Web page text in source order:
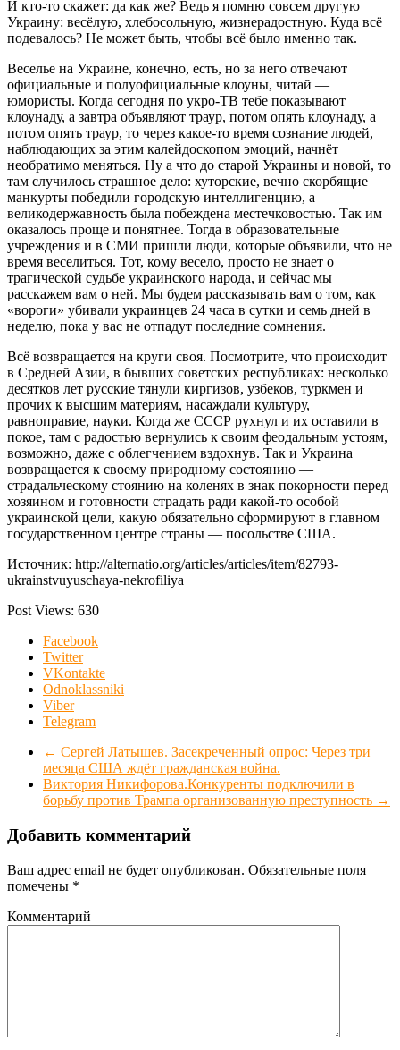
И кто-то скажет: да как же? Ведь я помню совсем другую
Украину: весёлую, хлебосольную, жизнерадостную. Куда всё
подевалось? Не может быть, чтобы всё было именно так.
Веселье на Украине, конечно, есть, но за него отвечают
официальные и полуофициальные клоуны, читай ―
юмористы. Когда сегодня по укро-ТВ тебе показывают
клоунаду, а завтра объявляют траур, потом опять клоунаду, а
потом опять траур, то через какое-то время сознание людей,
наблюдающих за этим калейдоскопом эмоций, начнёт
необратимо меняться. Ну а что до старой Украины и новой, то
там случилось страшное дело: хуторские, вечно скорбящие
манкурты победили городскую интеллигенцию, а
великодержавность была побеждена местечковостью. Так им
оказалось проще и понятнее. Тогда в образовательные
учреждения и в СМИ пришли люди, которые объявили, что не
время веселиться. Тот, кому весело, просто не знает о
трагической судьбе украинского народа, и сейчас мы
расскажем вам о ней. Мы будем рассказывать вам о том, как
«вороги» убивали украинцев 24 часа в сутки и семь дней в
неделю, пока у вас не отпадут последние сомнения.
Всё возвращается на круги своя. Посмотрите, что происходит
в Средней Азии, в бывших советских республиках: несколько
десятков лет русские тянули киргизов, узбеков, туркмен и
прочих к высшим материям, насаждали культуру,
равноправие, науки. Когда же СССР рухнул и их оставили в
покое, там с радостью вернулись к своим феодальным устоям,
возможно, даже с облегчением вздохнув. Так и Украина
возвращается к своему природному состоянию ―
страдальческому стоянию на коленях в знак покорности перед
хозяином и готовности страдать ради какой-то особой
украинской цели, какую обязательно сформируют в главном
государственном центре страны ― посольстве США.
Источник: http://alternatio.org/articles/articles/item/82793-
ukrainstvuyuschaya-nekrofiliya
Post Views: 630
Facebook
Twitter
VKontakte
Odnoklassniki
Viber
Telegram
← Сергей Латышев. Засекреченный опрос: Через три
месяца США ждёт гражданская война.
Виктория Никифорова.Конкуренты подключили в
борьбу против Трампа организованную преступность →
Добавить комментарий
Ваш адрес email не будет опубликован. Обязательные поля
помечены *
Комментарий